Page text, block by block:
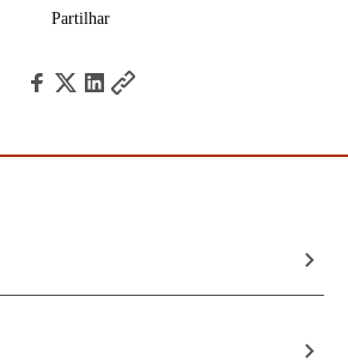
Partilhar